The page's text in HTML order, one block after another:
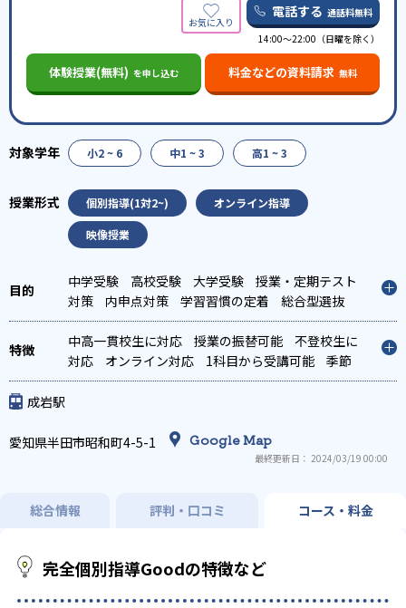
電話する 通話料無料
14:00〜22:00（日曜を除く）
体験授業(無料) を申し込む 料金などの資料請求 無料
小2 ~ 6 中1 ~ 3 高1 ~ 3
個別指導(1対2~) オンライン指導
映像授業
中学受験 高校受験 大学受験
授業・定期テスト
対策
内申点対策 学習習慣の定着
総合型選抜
(旧AO)対策
推薦入試対策
学校別特化対策
中高一貫校生に対応
授業の振替可能
不登校生に
対応
オンライン対応 1科目から受講可能
季節
講習のみの受講可
成岩駅
愛知県半田市昭和町4-5-1 Google Map
最終更新日： 2024/03/19 00:00
総合情報 評判・口コミ コース・料金
完全個別指導Goodの特徴など